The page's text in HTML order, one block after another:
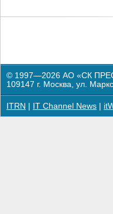
© 1997—2026 АО «СК
109147 г. Москва, ул.
ITRN IT Channel News